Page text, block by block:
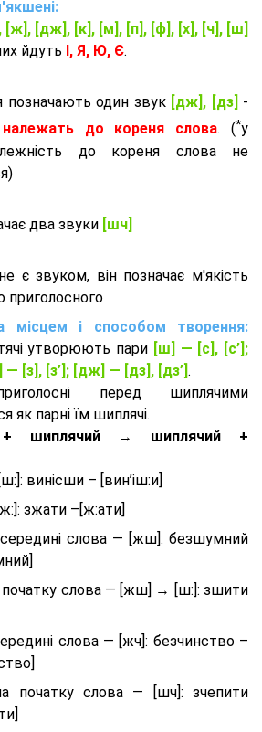
[ж], [дж], [к], [м], [п], [ф], [х], [ч], [ш]
йдуть І, Я, Ю, Є.
позначають один звук [дж], [дз] -
до кореня слова. (*у
до кореня слова не
два звуки [шч]
є звуком, він позначає м'якість
приголосного
місцем і способом творення:
утворюють пари [ш] — [c], [с’];
[з], [з’]; [дж] — [дз], [дз’] .
перед шиплячими
як парні їм шиплячі.
+ шиплячий → шиплячий +
винісши – [вин’іш:и]
зжати –[ж:ати]
слова — [жш]: безшумний
слова — [жш] → [ш:]: зшити
слова — [жч]: безчинство –
початку слова — [шч]: зчепити